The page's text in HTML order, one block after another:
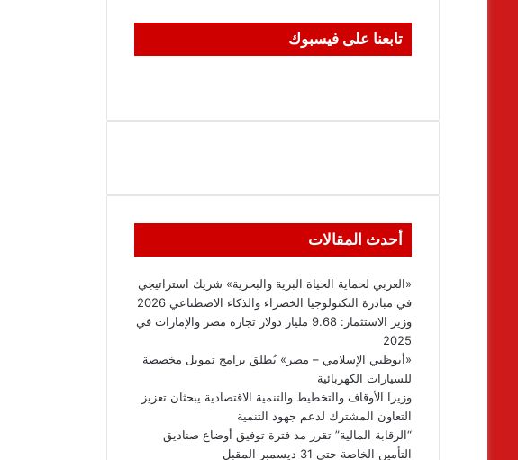
تابعنا على فيسبوك
أحدث المقالات
«العربي لحماية الحياة البرية والبحرية» شريك استراتيجي
في مبادرة التكنولوجيا الخضراء والذكاء الاصطناعي 2026
وزير الاستثمار: 9.68 مليار دولار تجارة مصر والإمارات في
2025
«أبوظبي الإسلامي – مصر» يُطلق برامج تمويل مخصصة
للسيارات الكهربائية
وزيرا الأوقاف والتخطيط والتنمية الاقتصادية يبحثان تعزيز
التعاون المشترك لدعم جهود التنمية
“الرقابة المالية” تقرر مد فترة توفيق أوضاع صناديق
التأمين الخاصة حتى 31 ديسمبر المقبل